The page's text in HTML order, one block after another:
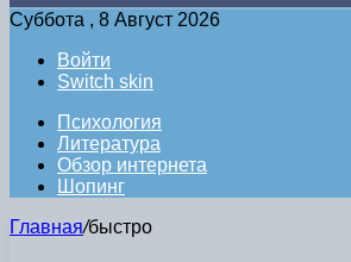
Суббота , 8 Август 2026
Войти
Switch skin
Психология
Литература
Обзор интернета
Шопинг
Главная/быстро